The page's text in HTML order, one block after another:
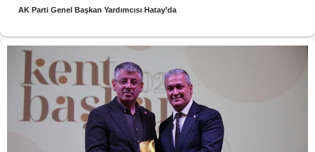
AK Parti Genel Başkan Yardımcısı Hatay’da